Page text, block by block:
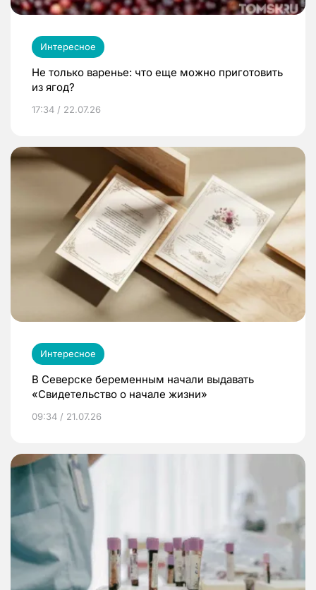
Интересное
Не только варенье: что еще можно приготовить
из ягод?
17:34 / 22.07.26
Интересное
В Северске беременным начали выдавать
«Свидетельство о начале жизни»
09:34 / 21.07.26